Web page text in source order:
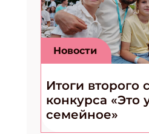
Новости
Итоги второго
конкурса «Это
семейное»